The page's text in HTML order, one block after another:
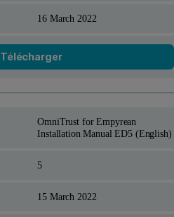
16 March 2022
Télécharger
OmniTrust for Empyrean
Installation Manual ED5 (English)
5
15 March 2022